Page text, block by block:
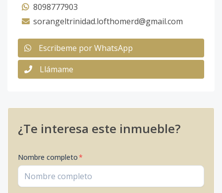
8098777903
sorangeltrinidad.lofthomerd@gmail.com
Escribeme por WhatsApp
Llámame
¿Te interesa este inmueble?
Nombre completo*